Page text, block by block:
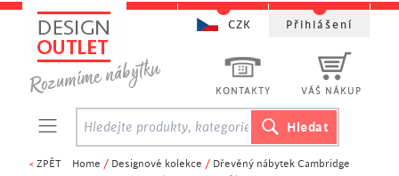
< ZPĚT Home / Designové kolekce / Dřevěný nábytek Cambridge
KONTAKTY VÁŠ NÁKUP
CZK Přihlášení